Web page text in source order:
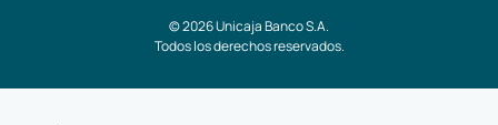
© 2026 Unicaja Banco S.A.
Todos los derechos reservados.